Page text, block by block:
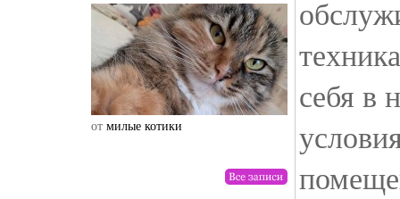
от милые котики
себя в